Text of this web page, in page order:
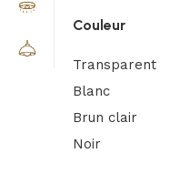
Couleur
Transparent
Blanc
Brun clair
Noir